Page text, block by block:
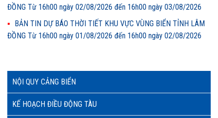
NỘI QUY CẢNG BIỂN
KẾ HOẠCH ĐIỀU ĐỘNG TÀU
ĐỒNG Từ 16h00 ngày 02/08/2026 đến 16h00 ngày 03/08/2026
BẢN TIN DỰ BÁO THỜI TIẾT KHU VỰC VÙNG BIỂN TỈNH LÂM
ĐỒNG Từ 16h00 ngày 01/08/2026 đến 16h00 ngày 02/08/2026